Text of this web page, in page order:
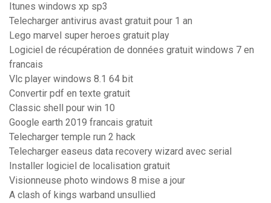
Itunes windows xp sp3
Telecharger antivirus avast gratuit pour 1 an
Lego marvel super heroes gratuit play
Logiciel de récupération de données gratuit windows 7 en
francais
Vlc player windows 8.1 64 bit
Convertir pdf en texte gratuit
Classic shell pour win 10
Google earth 2019 francais gratuit
Telecharger temple run 2 hack
Telecharger easeus data recovery wizard avec serial
Installer logiciel de localisation gratuit
Visionneuse photo windows 8 mise a jour
A clash of kings warband unsullied